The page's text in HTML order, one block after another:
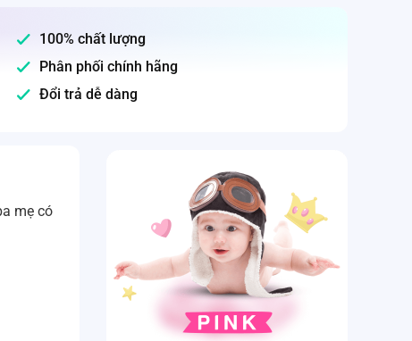
100% chất lượng
Phân phối chính hãng
Đổi trả dễ dàng
mẹ có